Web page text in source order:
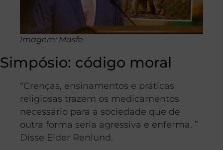
Imagem: Masfe
Simpósio: código moral
“Crenças, ensinamentos e práticas
religiosas trazem os medicamentos
necessário para a sociedade que de
outra forma seria agressiva e enferma. ”
Disse Elder Renlund.